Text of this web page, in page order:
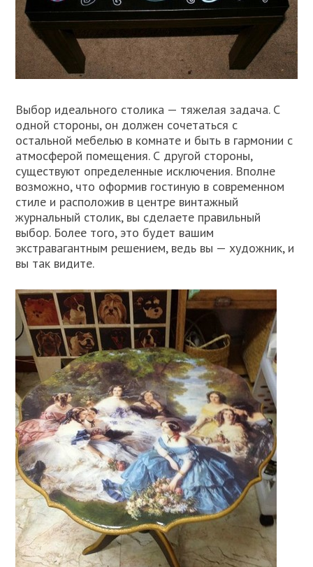
Выбор идеального столика — тяжелая задача. С
одной стороны, он должен сочетаться с
остальной мебелью в комнате и быть в гармонии с
атмосферой помещения. С другой стороны,
существуют определенные исключения. Вполне
возможно, что оформив гостиную в современном
стиле и расположив в центре винтажный
журнальный столик, вы сделаете правильный
выбор. Более того, это будет вашим
экстравагантным решением, ведь вы — художник, и
вы так видите.